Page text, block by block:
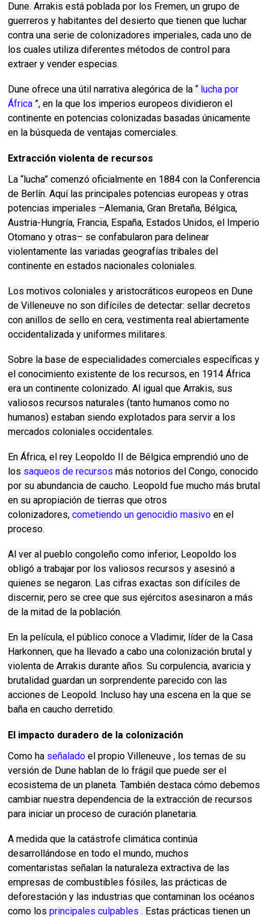
Dune.Arrakis está poblada por los Fremen, un grupo de
guerreros y habitantes del desierto que tienen que luchar
contra una serie de colonizadores imperiales, cada uno de
los cuales utiliza diferentes métodos de control para
extraer y vender especias.
Dune ofrece una útil narrativa alegórica de la “ lucha por
África ”, en la que los imperios europeos dividieron el
continente en potencias colonizadas basadas únicamente
en la búsqueda de ventajas comerciales.
Extracción violenta de recursos
La “lucha” comenzó oficialmente en 1884 con la Conferencia
de Berlín.Aquí las principales potencias europeas y otras
potencias imperiales –Alemania, Gran Bretaña, Bélgica,
Austria-Hungría, Francia, España, Estados Unidos, el Imperio
Otomano y otras– se confabularon para delinear
violentamente las variadas geografías tribales del
continente en estados nacionales coloniales.
Los motivos coloniales y aristocráticos europeos en Dune
de Villeneuve no son difíciles de detectar: ​​sellar decretos
con anillos de sello en cera, vestimenta real abiertamente
occidentalizada y uniformes militares.
Sobre la base de especialidades comerciales específicas y
el conocimiento existente de los recursos, en 1914 África
era un continente colonizado.Al igual que Arrakis, sus
valiosos recursos naturales (tanto humanos como no
humanos) estaban siendo explotados para servir a los
mercados coloniales occidentales.
En África, el rey Leopoldo II de Bélgica emprendió uno de
los saqueos de recursos más notorios del Congo, conocido
por su abundancia de caucho. Leopold fue mucho más brutal
en su apropiación de tierras que otros
colonizadores,cometiendo un genocidio masivo en el
proceso.
Al ver al pueblo congoleño como inferior, Leopoldo los
obligó a trabajar por los valiosos recursos y asesinó a
quienes se negaron. Las cifras exactas son difíciles de
discernir, pero se cree que sus ejércitos asesinaron a más
de la mitad de la población.
En la película, el público conoce a Vladimir, líder de la Casa
Harkonnen, que ha llevado a cabo una colonización brutal y
violenta de Arrakis durante años.Su corpulencia, avaricia y
brutalidad guardan un sorprendente parecido con las
acciones de Leopold. Incluso hay una escena en la que se
baña en caucho derretido.
El impacto duradero de la colonización
Como ha señalado el propio Villeneuve , los temas de su
versión de Dune hablan de lo frágil que puede ser el
ecosistema de un planeta.También destaca cómo debemos
cambiar nuestra dependencia de la extracción de recursos
para iniciar un proceso de curación planetaria.
A medida que la catástrofe climática continúa
desarrollándose en todo el mundo, muchos
comentaristas señalan la naturaleza extractiva de las
empresas de combustibles fósiles, las prácticas de
deforestación y las industrias que contaminan los océanos
como losprincipales culpables . Estas prácticas tienen un